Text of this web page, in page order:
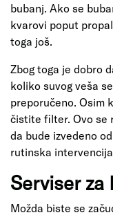
bubanj. Ako se
kvarovi poput
toga još.
Zbog toga je dobro
koliko suvog veša
preporučeno. Osim
čistite filter. Ovo se
da bude izvedeno
rutinska
Serviser za
Možda biste se